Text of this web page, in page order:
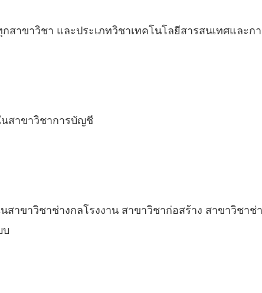
าขาวิชา และประเภทวิชาเทคโนโลยีสารสนเทศและก
สาขาวิชาการบัญชี
าขาวิชาช่างกลโรงงาน สาขาวิชาก่อสร้าง สาขาวิชาช่
บ